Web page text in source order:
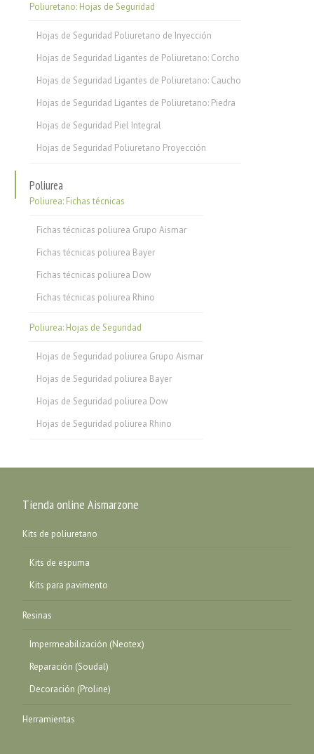
Poliuretano: Hojas de Seguridad
Hojas de Seguridad Poliuretano de Inyección
Hojas de Seguridad Ligantes de Poliuretano: Corcho
Hojas de Seguridad Ligantes de Poliuretano: Caucho
Hojas de Seguridad Ligantes de Poliuretano: Piedra
Hojas de Seguridad Piel Integral
Hojas de Seguridad Poliuretano Proyección
Poliurea
Poliurea: Fichas técnicas
Fichas técnicas poliurea Grupo Aismar
Fichas técnicas poliurea Bayer
Fichas técnicas poliurea Dow
Fichas técnicas poliurea Rhino
Poliurea: Hojas de Seguridad
Hojas de Seguridad poliurea Grupo Aismar
Hojas de Seguridad poliurea Bayer
Hojas de Seguridad poliurea Dow
Hojas de Seguridad poliurea Rhino
Tienda online Aismarzone
Kits de poliuretano
Kits de espuma
Kits para pavimento
Resinas
Impermeabilización (Neotex)
Reparación (Soudal)
Decoración (Proline)
Herramientas